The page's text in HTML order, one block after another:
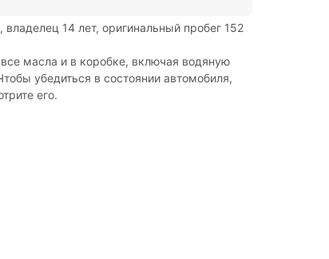
14 лет, оригинальный пробег 152
масла и в коробке, включая водяную
убедиться в состоянии автомобиля,
его.